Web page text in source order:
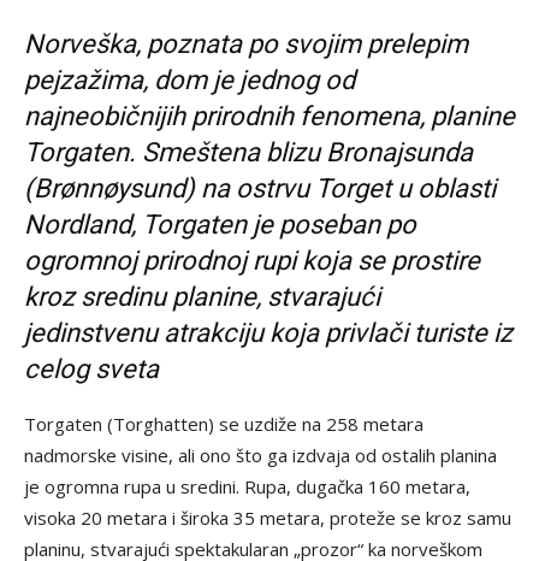
Norveška, poznata po svojim prelepim
pejzažima, dom je jednog od
najneobičnijih prirodnih fenomena, planine
Torgaten. Smeštena blizu Bronajsunda
(Brønnøysund) na ostrvu Torget u oblasti
Nordland, Torgaten je poseban po
ogromnoj prirodnoj rupi koja se prostire
kroz sredinu planine, stvarajući
jedinstvenu atrakciju koja privlači turiste iz
celog sveta
Torgaten (Torghatten) se uzdiže na 258 metara
nadmorske visine, ali ono što ga izdvaja od ostalih planina
je ogromna rupa u sredini. Rupa, dugačka 160 metara,
visoka 20 metara i široka 35 metara, proteže se kroz samu
planinu, stvarajući spektakularan „prozor“ ka norveškom